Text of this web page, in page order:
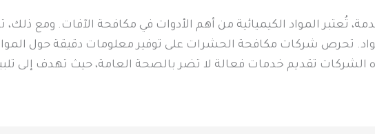
تُعتبر المواد الكيميائية من أهم الأدوات في مكافحة الآفات. ومع
تحرص شركات مكافحة الحشرات على توفير معلومات دقيقة حول
الشركات تقديم خدمات فعالة لا تضر بالصحة العامة، حيث تهدف إلى